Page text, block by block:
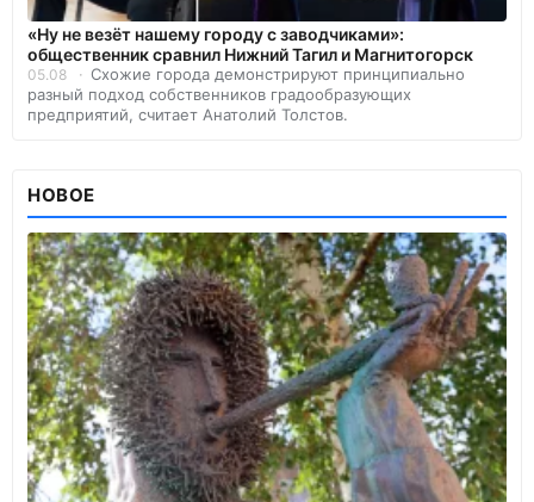
«Ну не везёт нашему городу с заводчиками»:
общественник сравнил Нижний Тагил и Магнитогорск
05.08
Схожие города демонстрируют принципиально
разный подход собственников градообразующих
предприятий, считает Анатолий Толстов.
НОВОЕ